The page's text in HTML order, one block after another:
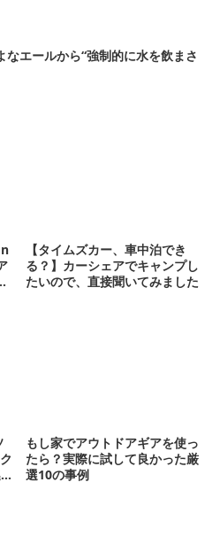
なエールから“強制的に水を飲まさ
【タイムズカー、車中泊でき
る？】カーシェアでキャンプし
たいので、直接聞いてみました
もし家でアウトドアギアを使っ
たら？実際に試して良かった厳
選10の事例